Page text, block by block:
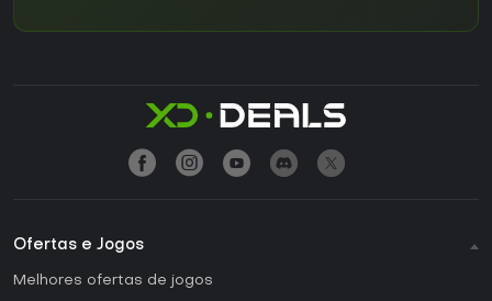
Ofertas e Jogos
Melhores ofertas de jogos